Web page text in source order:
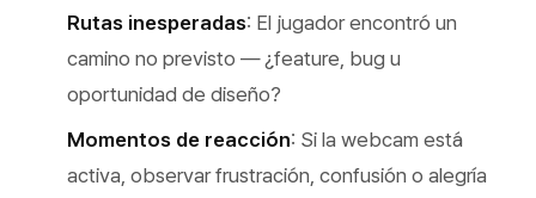
Rutas inesperadas: El jugador encontró un
camino no previsto — ¿feature, bug u
oportunidad de diseño?
Momentos de reacción: Si la webcam está
activa, observar frustración, confusión o alegría